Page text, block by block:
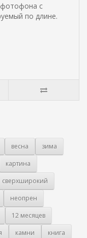
с
по длине.
весна
зима
картина
сверхширокий
неопрен
12 месяцев
камни
книга